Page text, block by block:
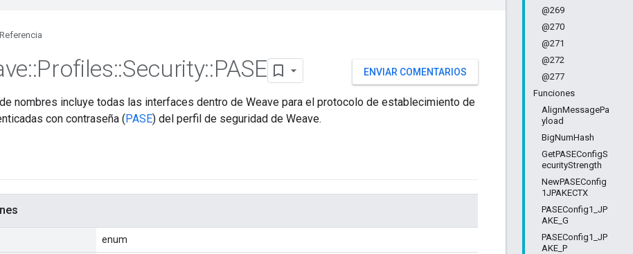
@269
@270
@271
@272
@277
Funciones
AlignMessagePa
yload
BigNumHash
GetPASEConfigS
ecurityStrength
NewPASEConfig
1JPAKECTX
PASEConfig1_JP
AKE_G
PASEConfig1_JP
AKE_P
Referencia
ENVIAR COMENTARIOS
::Profiles::Security::PASE
nombres incluye todas las interfaces dentro de Weave para el protocolo de establecimiento de
con contraseña (PASE) del perfil de seguridad de Weave.
enum